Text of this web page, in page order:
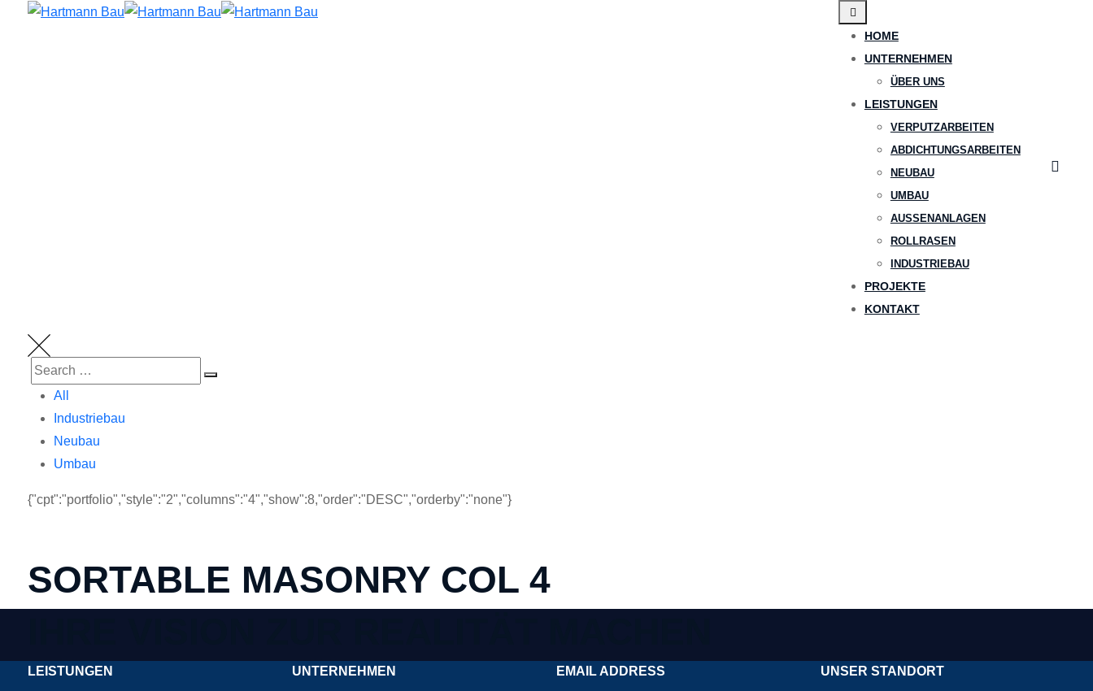
HOME
UNTERNEHMEN
ÜBER UNS
LEISTUNGEN
VERPUTZARBEITEN
ABDICHTUNGSARBEITEN
NEUBAU
UMBAU
AUSSENANLAGEN
ROLLRASEN
INDUSTRIEBAU
PROJEKTE
KONTAKT
All
Industriebau
Neubau
Umbau
{"cpt":"portfolio","style":"2","columns":"4","show":8,"order":"DESC","orderby":"none"}
SORTABLE MASONRY COL 4
LEISTUNGEN UNTERNEHMEN EMAIL ADDRESS UNSER STANDORT